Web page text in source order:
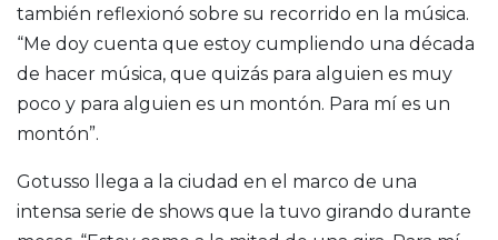
también reflexionó sobre su recorrido en la música.
“Me doy cuenta que estoy cumpliendo una década
de hacer música, que quizás para alguien es muy
poco y para alguien es un montón. Para mí es un
montón”.
Gotusso llega a la ciudad en el marco de una
intensa serie de shows que la tuvo girando durante